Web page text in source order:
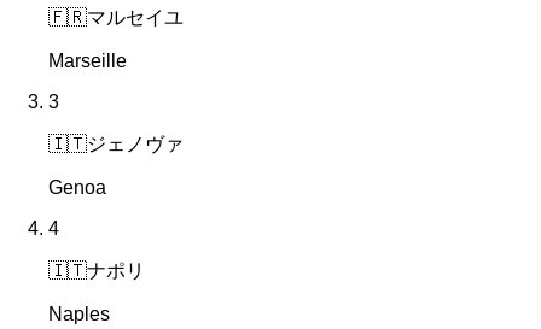
🇫🇷マルセイユ
Marseille
3
🇮🇹ジェノヴァ
Genoa
4
🇮🇹ナポリ
Naples